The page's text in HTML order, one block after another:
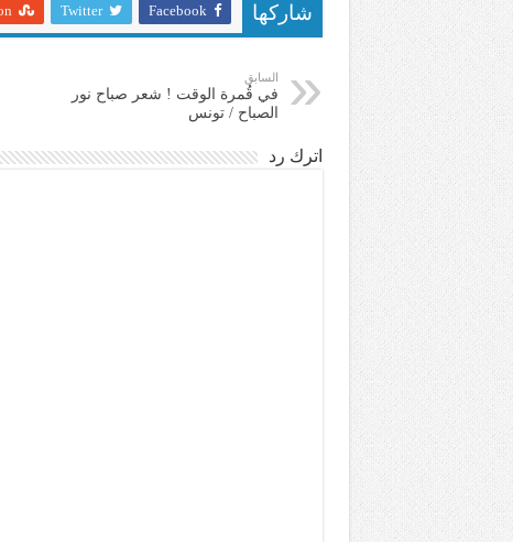
شاركها Facebook
Twitter
السابق
في قُمرة الوقت ! شعر صباح نور
الصباح / تونس
اترك رد